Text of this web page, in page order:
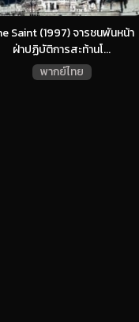
Saint (1997) จารชนพันหน้า
ฝ่าปฏิบัติการสะท้านโ...
พากย์ไทย